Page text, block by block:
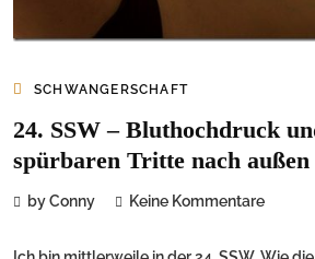
SCHWANGERSCHAFT
24. SSW – Bluthochdruck
spürbaren Tritte nach außen
by Conny Keine Kommentare